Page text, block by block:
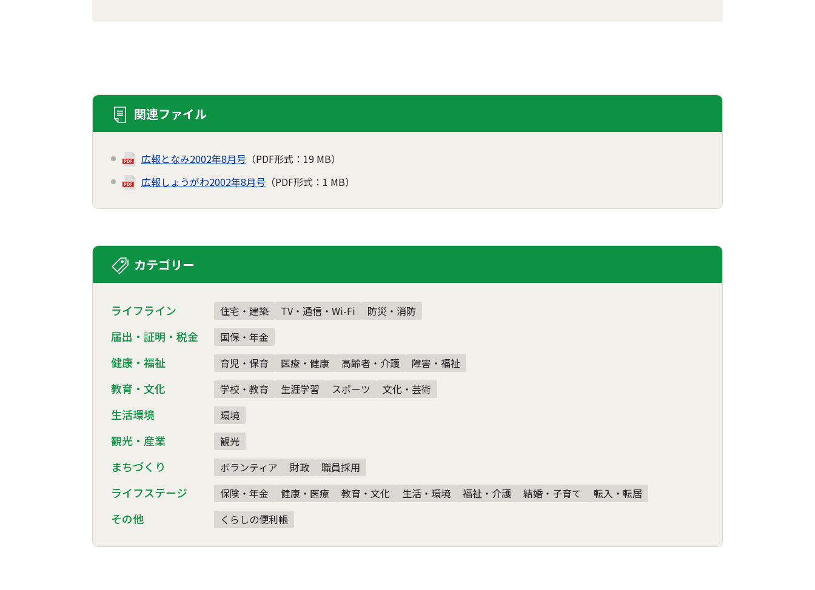
関連ファイル
広報となみ2002年8月号 （PDF形式：19 MB）
広報しょうがわ2002年8月号 （PDF形式：1 MB）
カテゴリー
ライフライン 住宅・建築 TV・通信・Wi-Fi 防災・消防
届出・証明・税金 国保・年金
健康・福祉 育児・保育 医療・健康 高齢者・介護 障害・福祉
教育・文化 学校・教育 生涯学習 スポーツ 文化・芸術
生活環境 環境
観光・産業 観光
まちづくり ボランティア 財政 職員採用
ライフステージ 保険・年金 健康・医療 教育・文化 生活・環境 福祉・介護 結婚・子育て 転入・転居
その他 くらしの便利帳